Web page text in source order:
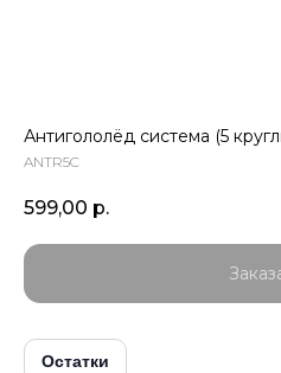
Антигололёд система (5
ANTR5C
599,00 р.
Остатки